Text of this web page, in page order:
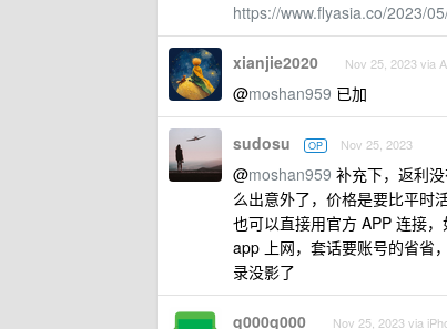
https://www.flyasia.co/2023/
xianjie2020 Nov 25, 2023 via
@moshan959 已加
sudosu OP Nov 25, 2023
@moshan959 补充下，返利
么出意外了，价格是要比平时
也可以直接用官方 APP 连接
app 上网，套话要账号的省省
录没影了
q000q000 Nov 25, 2023 via